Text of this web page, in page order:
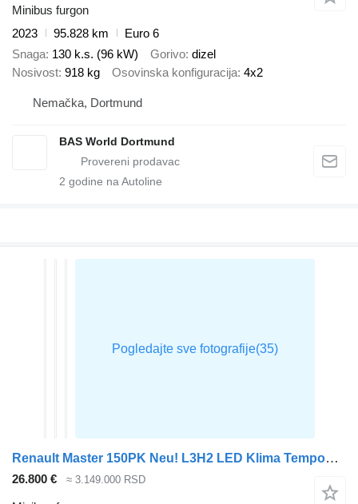
Minibus furgon
2023
95.828 km
Euro 6
Snaga 130 k.s. (96 kW) Gorivo dizel
Nosivost 918 kg Osovinska konfiguracija 4x2
Nemačka, Dortmund
BAS World Dortmund
2 godine na Autoline
Renault Master 150PK Neu! L3H2 LED Klima Tempomat CarPlay Parkensensoren
26.800 € ≈ 3.149.000 RSD